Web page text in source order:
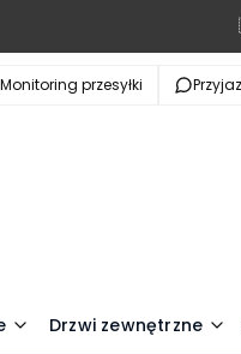
Monitoring przesyłki
Drzwi zewnętrzne